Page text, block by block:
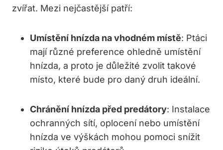
zvířat. Mezi nejčastější patří:
Umístění hnízda na vhodném místě: Ptáci
mají různé preference ohledně umístění
hnízda, a proto je důležité zvolit takové
místo, které bude pro daný druh ideální.
Chránění hnízda před predátory: Instalace
ochranných sítí, oplocení nebo umístění
hnízda ve výškách mohou pomoci snížit